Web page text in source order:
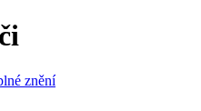
znění